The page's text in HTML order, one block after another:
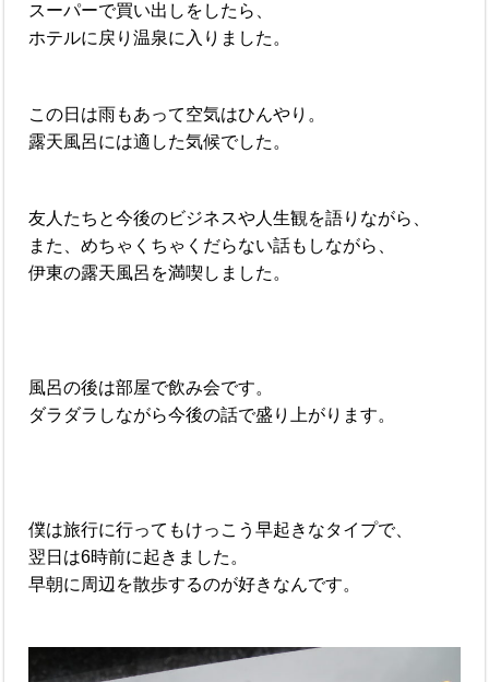
スーパーで買い出しをしたら、
ホテルに戻り温泉に入りました。
この日は雨もあって空気はひんやり。
露天風呂には適した気候でした。
友人たちと今後のビジネスや人生観を語りながら、
また、めちゃくちゃくだらない話もしながら、
伊東の露天風呂を満喫しました。
風呂の後は部屋で飲み会です。
ダラダラしながら今後の話で盛り上がります。
僕は旅行に行ってもけっこう早起きなタイプで、
翌日は6時前に起きました。
早朝に周辺を散歩するのが好きなんです。